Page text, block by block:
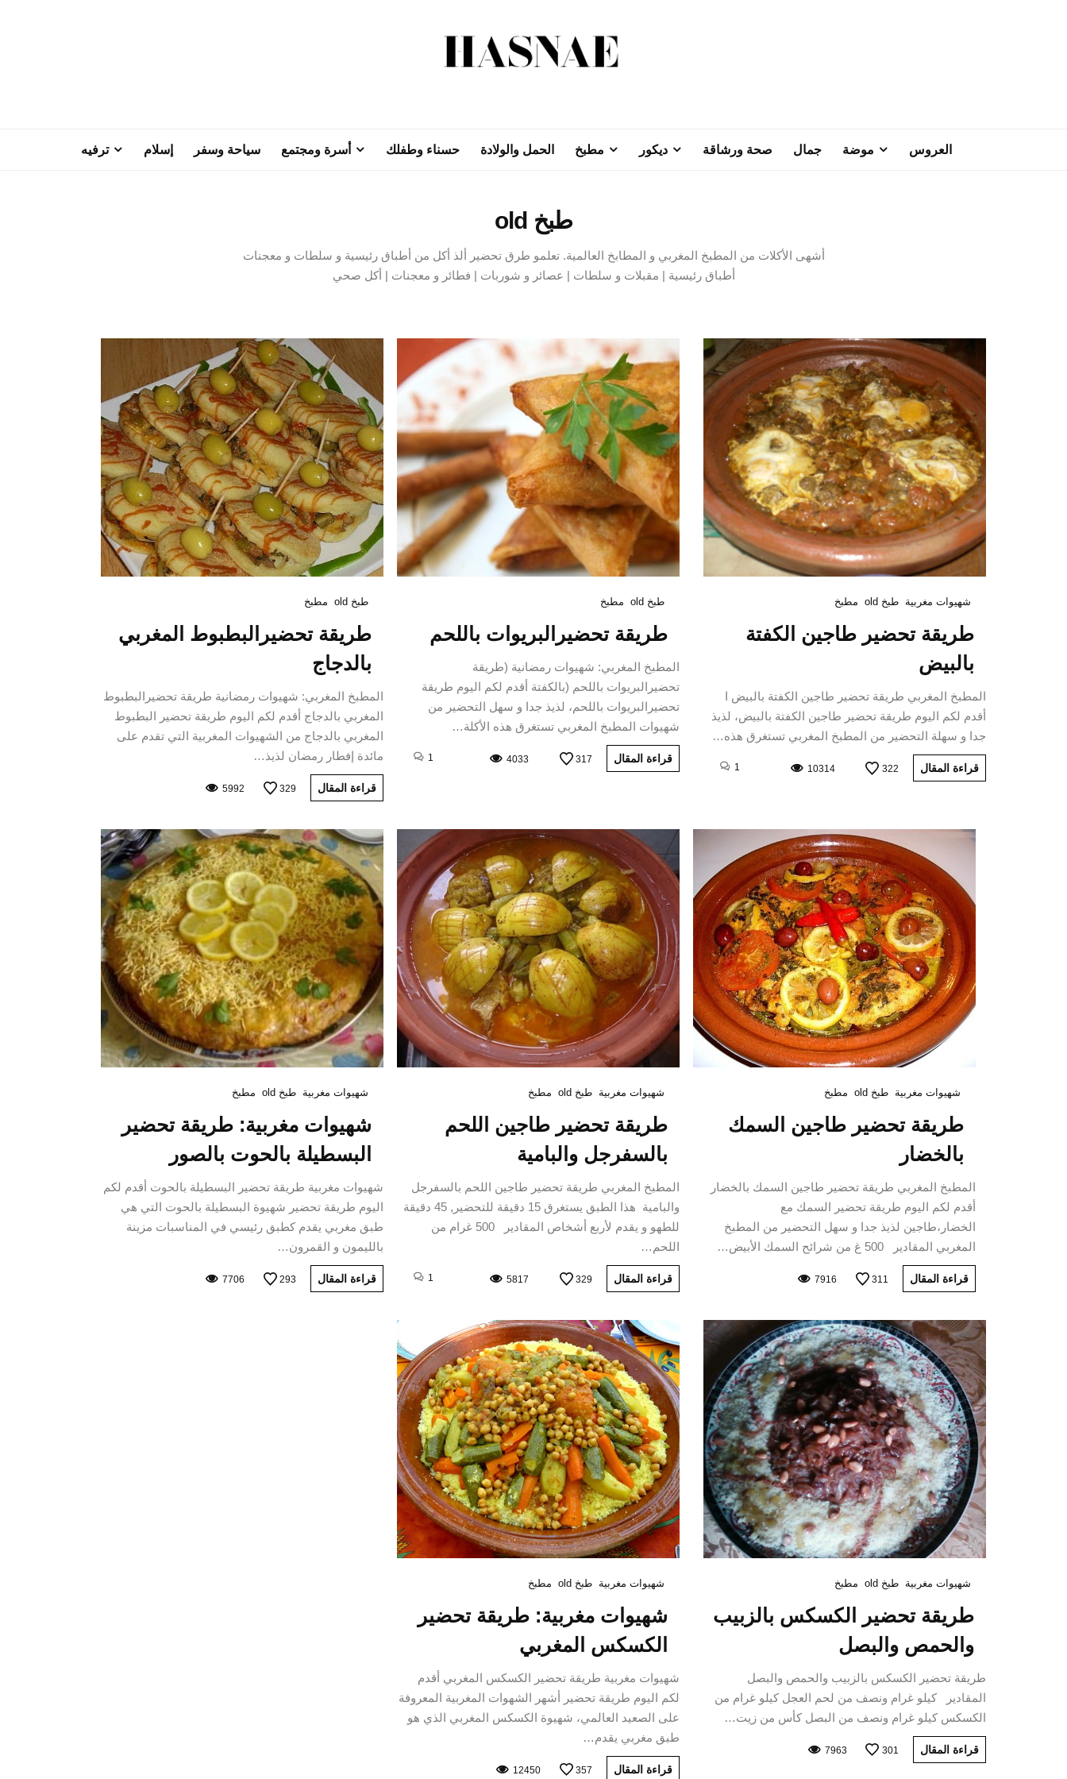
العروس موضة جمال صحة ورشاقة ديكور مطبخ الحمل والولادة حسناء وطفلك أسرة ومجتمع سياحة وسفر إسلام ترفيه
طبخ old
أشهى الأكلات من المطبخ المغربي و المطابخ العالمية. تعلمو طرق تحضير ألذ أكل من أطباق رئيسية و سلطات و معجنات
أطباق رئيسية | مقبلات و سلطات | عصائر و شوربات | فطائر و معجنات | أكل صحي
شهيوات مغربية طبخ old مطبخ
طريقة تحضير طاجين الكفتة
بالبيض
المطبخ المغربي طريقة تحضير طاجين الكفتة بالبيض ا
أقدم لكم اليوم طريقة تحضير طاجين الكفتة بالبيض، لذيذ
جدا و سهلة التحضير من المطبخ المغربي تستغرق هذه…
قراءة المقال 322
10314
1
طبخ old مطبخ
طريقة تحضيرالبريوات باللحم
المطبخ المغربي: شهيوات رمضانية (طريقة
تحضيرالبريوات باللحم (بالكفتة أقدم لكم اليوم طريقة
تحضيرالبريوات باللحم، لذيذ جدا و سهل التحضير من
شهيوات المطبخ المغربي تستغرق هذه الأكلة…
قراءة المقال 317
4033
1
طبخ old مطبخ
طريقة تحضيرالبطبوط المغربي
بالدجاج
المطبخ المغربي: شهيوات رمضانية طريقة تحضيرالبطبوط
المغربي بالدجاج أقدم لكم اليوم طريقة تحضير البطبوط
المغربي بالدجاج من الشهيوات المغربية التي تقدم على
مائدة إفطار رمضان لذيذ…
قراءة المقال 329
5992
شهيوات مغربية طبخ old مطبخ
طريقة تحضير طاجين السمك
بالخضار
المطبخ المغربي طريقة تحضير طاجين السمك بالخضار
أقدم لكم اليوم طريقة تحضير السمك مع
الخضار،طاجين لذيذ جدا و سهل التحضير من المطبخ
المغربي المقادير 500 غ من شرائح السمك الأبيض…
قراءة المقال 311
7916
شهيوات مغربية طبخ old مطبخ
طريقة تحضير طاجين اللحم
بالسفرجل والبامية
المطبخ المغربي طريقة تحضير طاجين اللحم بالسفرجل
والبامية هذا الطبق يستغرق 15 دقيقة للتحضير, 45 دقيقة
للطهو و يقدم لأربع أشخاص المقادير 500 غرام من
اللحم…
قراءة المقال 329
5817
1
شهيوات مغربية طبخ old مطبخ
شهيوات مغربية: طريقة تحضير
البسطيلة بالحوت بالصور
شهيوات مغربية طريقة تحضير البسطيلة بالحوت أقدم لكم
اليوم طريقة تحضير شهيوة البسطيلة بالحوت التي هي
طبق مغربي يقدم كطبق رئيسي في المناسبات مزينة
بالليمون و القمرون…
قراءة المقال 293
7706
شهيوات مغربية طبخ old مطبخ
طريقة تحضير الكسكس بالزبيب
والحمص والبصل
طريقة تحضير الكسكس بالزبيب والحمص والبصل
المقادير كيلو غرام ونصف من لحم العجل كيلو غرام من
الكسكس كيلو غرام ونصف من البصل كأس من زيت…
قراءة المقال 301
7963
شهيوات مغربية طبخ old مطبخ
شهيوات مغربية: طريقة تحضير
الكسكس المغربي
شهيوات مغربية طريقة تحضير الكسكس المغربي أقدم
لكم اليوم طريقة تحضير أشهر الشهوات المغربية المعروفة
على الصعيد العالمي، شهيوة الكسكس المغربي الذي هو
طبق مغربي يقدم…
قراءة المقال 357
12450